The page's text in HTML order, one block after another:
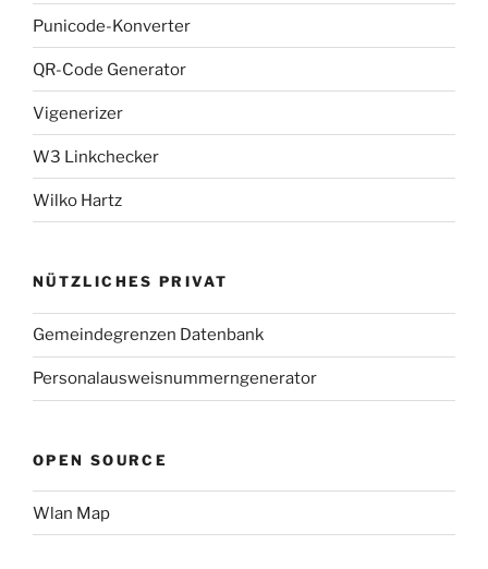
Punicode-Konverter
QR-Code Generator
Vigenerizer
W3 Linkchecker
Wilko Hartz
NÜTZLICHES PRIVAT
Gemeindegrenzen Datenbank
Personalausweisnummerngenerator
OPEN SOURCE
Wlan Map